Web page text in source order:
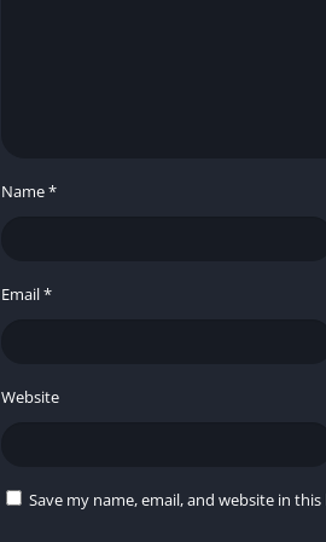
Monedas
📥 Descargar
Name*
Email*
Website
Save my name, email, and website in